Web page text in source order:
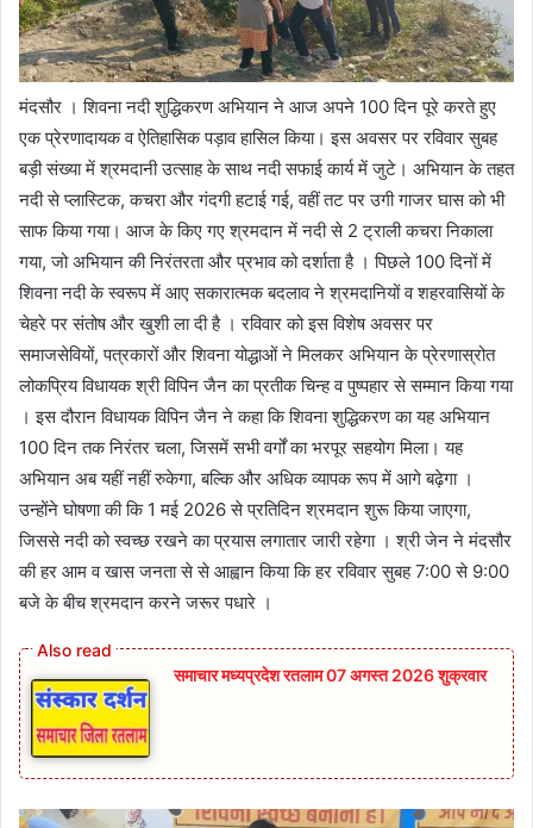
मंदसौर । शिवना नदी शुद्धिकरण अभियान ने आज अपने 100 दिन पूरे करते हुए
एक प्रेरणादायक व ऐतिहासिक पड़ाव हासिल किया। इस अवसर पर रविवार सुबह
बड़ी संख्या में श्रमदानी उत्साह के साथ नदी सफाई कार्य में जुटे। अभियान के तहत
नदी से प्लास्टिक, कचरा और गंदगी हटाई गई, वहीं तट पर उगी गाजर घास को भी
साफ किया गया। आज के किए गए श्रमदान में नदी से 2 ट्राली कचरा निकाला
गया, जो अभियान की निरंतरता और प्रभाव को दर्शाता है । पिछले 100 दिनों में
शिवना नदी के स्वरूप में आए सकारात्मक बदलाव ने श्रमदानियों व शहरवासियों के
चेहरे पर संतोष और खुशी ला दी है । रविवार को इस विशेष अवसर पर
समाजसेवियों, पत्रकारों और शिवना योद्धाओं ने मिलकर अभियान के प्रेरणास्रोत
लोकप्रिय विधायक श्री विपिन जैन का प्रतीक चिन्ह व पुष्पहार से सम्मान किया गया
। इस दौरान विधायक विपिन जैन ने कहा कि शिवना शुद्धिकरण का यह अभियान
100 दिन तक निरंतर चला, जिसमें सभी वर्गों का भरपूर सहयोग मिला। यह
अभियान अब यहीं नहीं रुकेगा, बल्कि और अधिक व्यापक रूप में आगे बढ़ेगा ।
उन्होंने घोषणा की कि 1 मई 2026 से प्रतिदिन श्रमदान शुरू किया जाएगा,
जिससे नदी को स्वच्छ रखने का प्रयास लगातार जारी रहेगा । श्री जेन ने मंदसौर
की हर आम व खास जनता से से आह्वान किया कि हर रविवार सुबह 7:00 से 9:00
बजे के बीच श्रमदान करने जरूर पधारे ।
समाचार मध्यप्रदेश रतलाम 07 अगस्त 2026 शुक्रवार